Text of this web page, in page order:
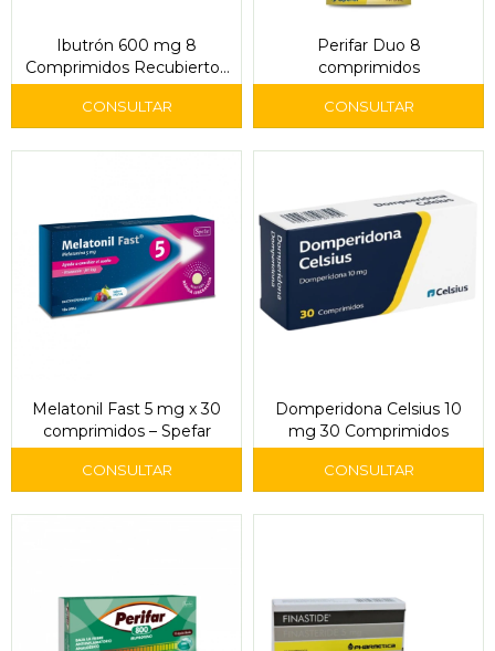
Ibutrón 600 mg 8
Comprimidos Recubiertos
– Gramón Bagó
Perifar Duo 8
comprimidos
Melatonil Fast 5 mg x 30
comprimidos – Spefar
Domperidona Celsius 10
mg 30 Comprimidos